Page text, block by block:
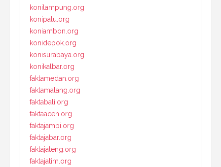
konilampung.org
konipalu.org
koniambon.org
konidepok.org
konisurabaya.org
konikalbar.org
faktamedan.org
faktamalang.org
faktabali.org
faktaaceh.org
faktajambi.org
faktajabar.org
faktajateng.org
faktajatim.org